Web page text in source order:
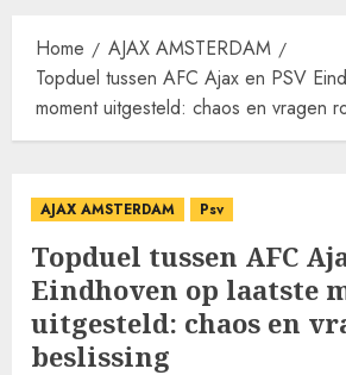
Home
AJAX AMSTERDAM
Topduel tussen AFC Ajax en PSV
moment uitgesteld: chaos en vragen
AJAX AMSTERDAM Psv
Topduel tussen AFC
Eindhoven op laatste
uitgesteld: chaos en
beslissing